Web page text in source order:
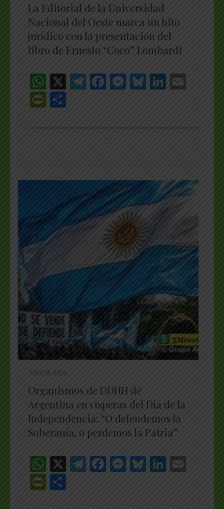
La Editorial de la Universidad
Nacional del Oeste marca un hito
jurídico con la presentación del
libro de Ernesto “Coco” Lombardi
WhatsApp
X Telegram
Facebook
Messenger
Bluesky
PrintFriendly
JULIO 8, 2026
Organismos de DDHH de
Argentina en vísperas del Día de la
Independencia: “O defendemos la
Soberanía, o perdemos la Patria”
WhatsApp
X Telegram
Facebook
Messenger
Bluesky
PrintFriendly